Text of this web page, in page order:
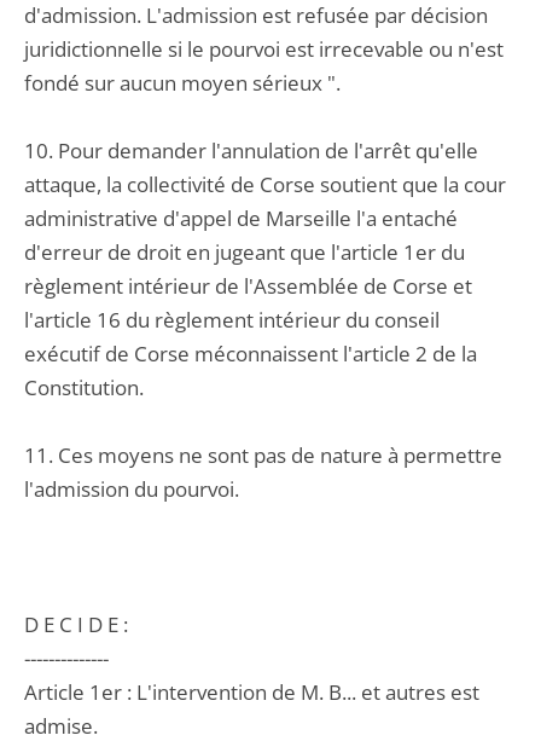
d'admission. L'admission est refusée par décision
juridictionnelle si le pourvoi est irrecevable ou n'est
fondé sur aucun moyen sérieux ".
10. Pour demander l'annulation de l'arrêt qu'elle
attaque, la collectivité de Corse soutient que la cour
administrative d'appel de Marseille l'a entaché
d'erreur de droit en jugeant que l'article 1er du
règlement intérieur de l'Assemblée de Corse et
l'article 16 du règlement intérieur du conseil
exécutif de Corse méconnaissent l'article 2 de la
Constitution.
11. Ces moyens ne sont pas de nature à permettre
l'admission du pourvoi.
D E C I D E :
--------------
Article 1er : L'intervention de M. B... et autres est
admise.